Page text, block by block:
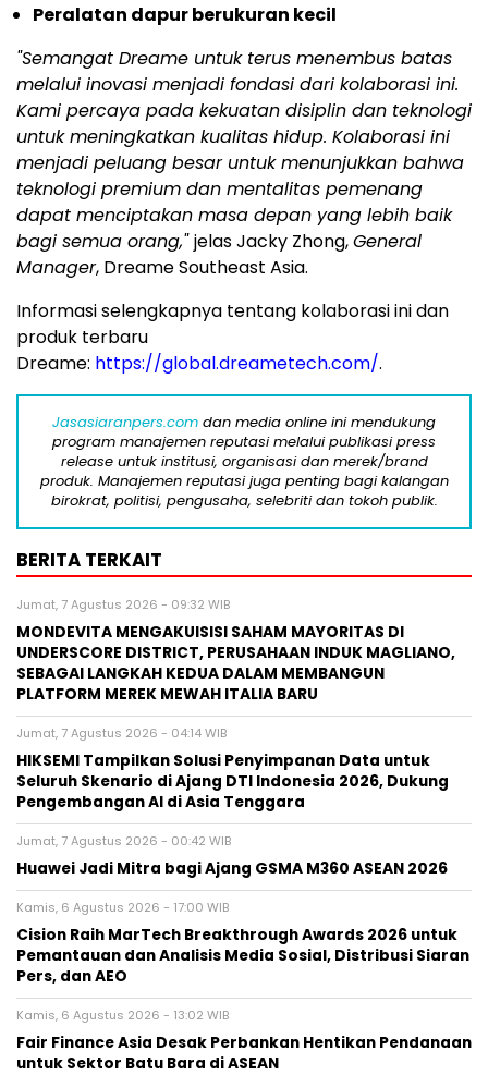
Peralatan dapur berukuran kecil
"Semangat Dreame untuk terus menembus batas
melalui inovasi menjadi fondasi dari kolaborasi ini.
Kami percaya pada kekuatan disiplin dan teknologi
untuk meningkatkan kualitas hidup. Kolaborasi ini
menjadi peluang besar untuk menunjukkan bahwa
teknologi premium dan mentalitas pemenang
dapat menciptakan masa depan yang lebih baik
bagi semua orang,"jelas Jacky Zhong,General
Manager, Dreame Southeast Asia.
Informasi selengkapnya tentang kolaborasi ini dan
produk terbaru
Dreame: https://global.dreametech.com/.
Jasasiaranpers.com dan media online ini mendukung
program manajemen reputasi melalui publikasi press
release untuk institusi, organisasi dan merek/brand
produk. Manajemen reputasi juga penting bagi kalangan
birokrat, politisi, pengusaha, selebriti dan tokoh publik.
BERITA TERKAIT
Jumat, 7 Agustus 2026 - 09:32 WIB
MONDEVITA MENGAKUISISI SAHAM MAYORITAS DI
UNDERSCORE DISTRICT, PERUSAHAAN INDUK MAGLIANO,
SEBAGAI LANGKAH KEDUA DALAM MEMBANGUN
PLATFORM MEREK MEWAH ITALIA BARU
Jumat, 7 Agustus 2026 - 04:14 WIB
HIKSEMI Tampilkan Solusi Penyimpanan Data untuk
Seluruh Skenario di Ajang DTI Indonesia 2026, Dukung
Pengembangan AI di Asia Tenggara
Jumat, 7 Agustus 2026 - 00:42 WIB
Huawei Jadi Mitra bagi Ajang GSMA M360 ASEAN 2026
Kamis, 6 Agustus 2026 - 17:00 WIB
Cision Raih MarTech Breakthrough Awards 2026 untuk
Pemantauan dan Analisis Media Sosial, Distribusi Siaran
Pers, dan AEO
Kamis, 6 Agustus 2026 - 13:02 WIB
Fair Finance Asia Desak Perbankan Hentikan Pendanaan
untuk Sektor Batu Bara di ASEAN